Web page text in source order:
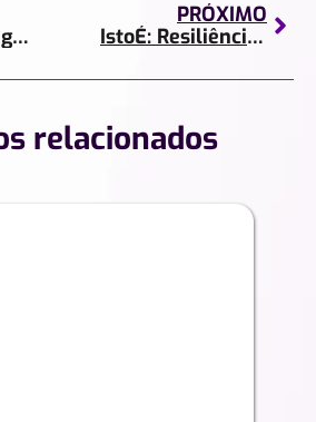
Saúde BRB: Segurança e colaboração ágil com Workspace
PRÓXIMO
IstoÉ: Resiliência e Visão do Usuário com Dados Unificados
relacionados